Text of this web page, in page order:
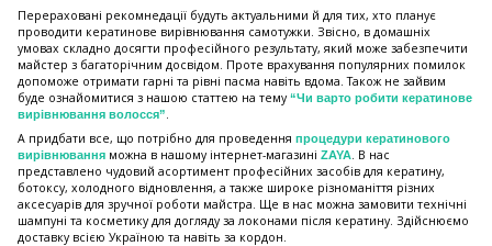
Перераховані рекомнедації будуть актуальними й для тих, хто планує
проводити кератинове вирівнювання самотужки. Звісно, в домашніх
умовах складно досягти професійного результату, який може забезпечити
майстер з багаторічним досвідом. Проте врахування популярних помилок
допоможе отримати гарні та рівні пасма навіть вдома. Також не зайвим
буде ознайомитися з нашою статтею на тему“Чи варто робити кератинове
вирівнювання волосся”.
А придбати все, що потрібно для проведення процедури кератинового
вирівнювання можна в нашому інтернет-магазині ZAYA. В нас
представлено чудовий асортимент професійних засобів для кератину,
ботоксу, холодного відновлення, а также широке різноманіття різних
аксесуарів для зручної роботи майстра. Ще в нас можна замовити технічні
шампуні та косметику для догляду за локонами після кератину. Здійснюємо
доставку всією Україною та навіть за кордон.